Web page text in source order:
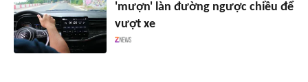
'mượn' làn đường ngược chiều để
vượt xe